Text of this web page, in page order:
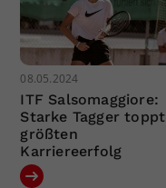
08.05.2024
ITF Salsomaggiore:
Starke Tagger toppt
größten
Karriereerfolg